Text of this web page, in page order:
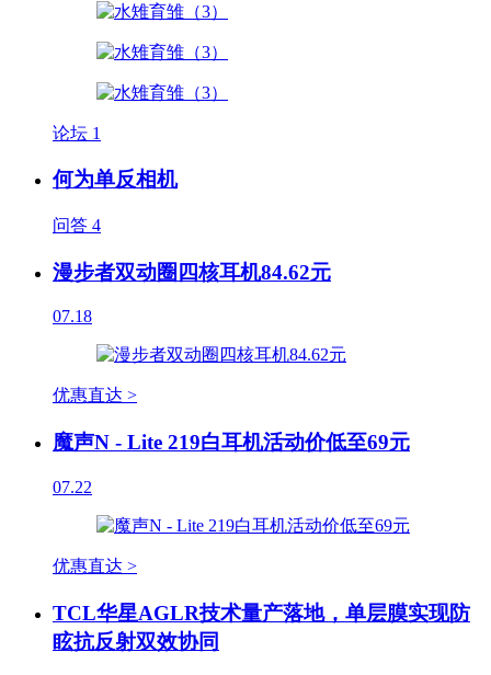
论坛 1
何为单反相机
问答 4
漫步者双动圈四核耳机84.62元
07.18
优惠直达 >
魔声N - Lite 219白耳机活动价低至69元
07.22
优惠直达 >
TCL华星AGLR技术量产落地，单层膜实现防
眩抗反射双效协同